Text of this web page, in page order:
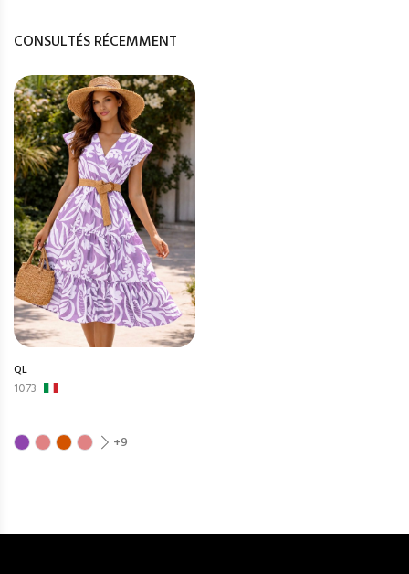
CONSULTÉS RÉCEMMENT
QL
1073
+9